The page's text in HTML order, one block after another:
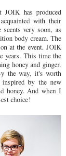
has produced
with their
very soon, as
body cream. The
at the event. JOIK
years. This time the
honey and ginger.
the way, it's worth
by the new
honey. And when I
choice!